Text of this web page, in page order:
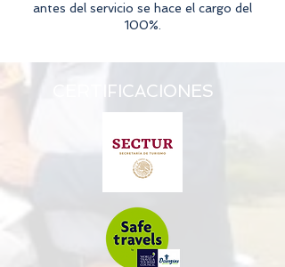
antes del servicio se hace el cargo del
CERTIFICACIONES